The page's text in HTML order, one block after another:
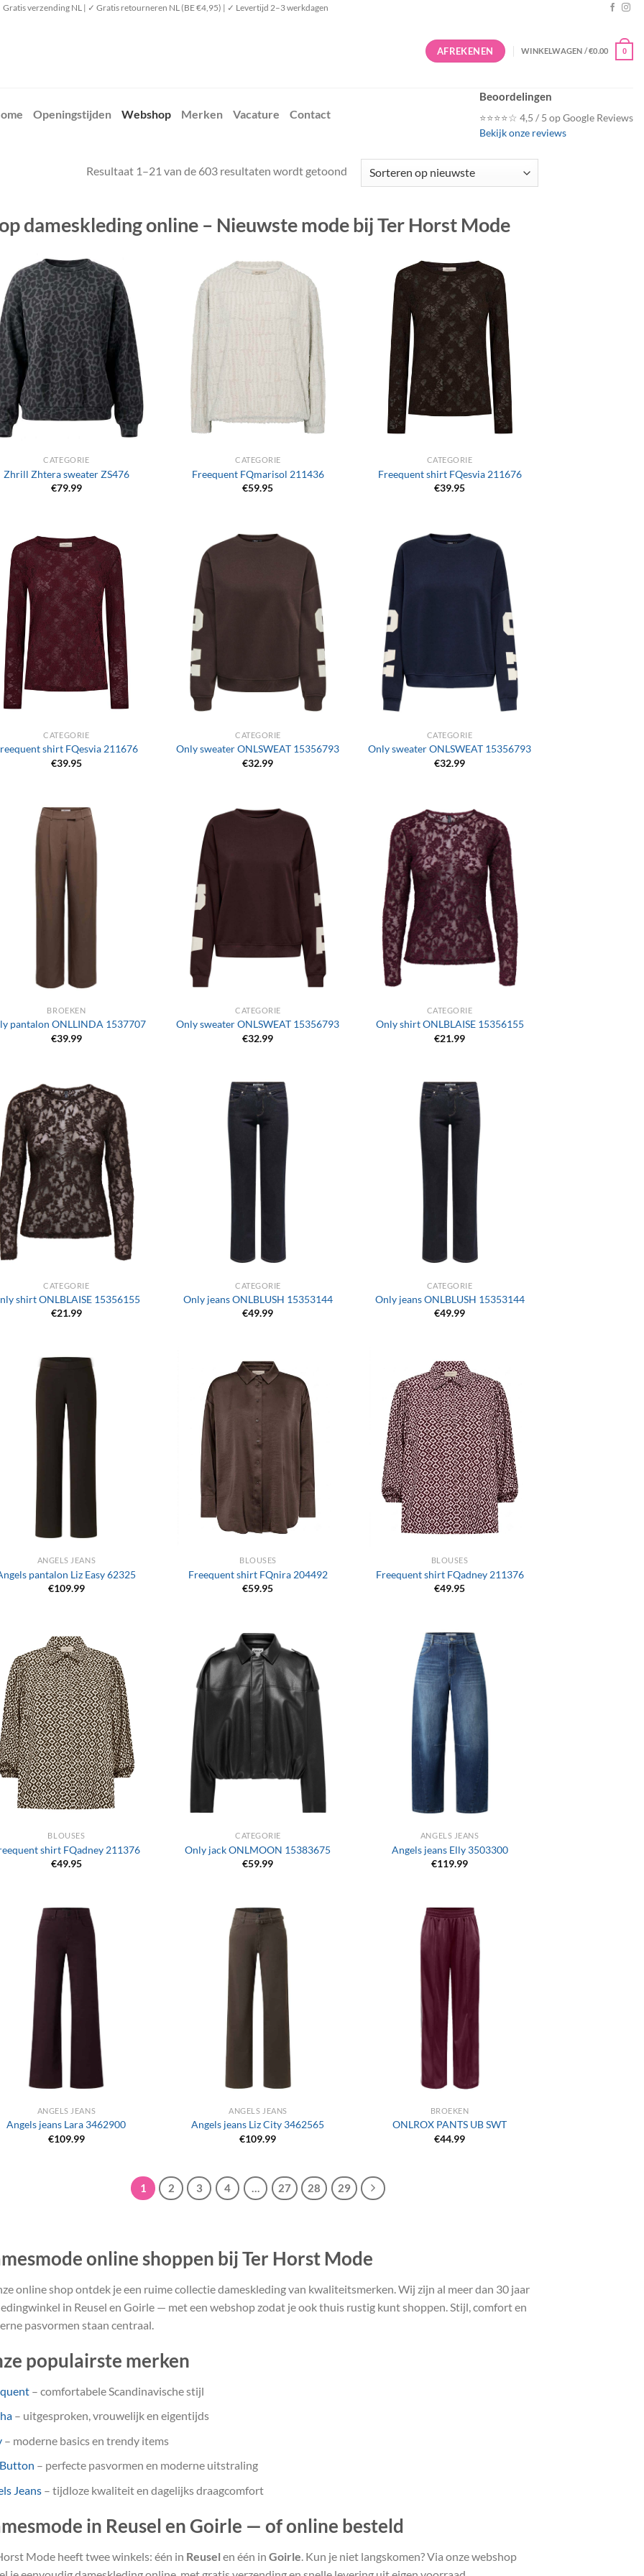
verzending NL | ✓ Gratis retourneren NL (BE €4,95) | ✓ Levertijd 2–3 werkdagen
AFREKENEN WINKELWAGEN /€0.00 0
Openingstijden Webshop Merken Vacature Contact
Beoordelingen
⭐⭐⭐⭐☆ 4,5 / 5 op Google Reviews
Bekijk onze reviews
Resultaat 1–21 van de 603 resultaten wordt getoondGesorteerd
dameskleding online – Nieuwste mode bij Ter Horst Mode
CATEGORIE
Zhrill Zhtera sweater ZS476
€79.99
CATEGORIE
Freequent FQmarisol 211436
€59.95
CATEGORIE
Freequent shirt FQesvia 211676
€39.95
CATEGORIE
shirt FQesvia 211676
€39.95
CATEGORIE
Only sweater ONLSWEAT 15356793
€32.99
CATEGORIE
Only sweater ONLSWEAT 15356793
€32.99
BROEKEN
pantalon ONLLINDA 1537707
€39.99
CATEGORIE
Only sweater ONLSWEAT 15356793
€32.99
CATEGORIE
Only shirt ONLBLAISE 15356155
€21.99
CATEGORIE
shirt ONLBLAISE 15356155
€21.99
CATEGORIE
Only jeans ONLBLUSH 15353144
€49.99
CATEGORIE
Only jeans ONLBLUSH 15353144
€49.99
ANGELS JEANS
pantalon Liz Easy 62325
€109.99
BLOUSES
Freequent shirt FQnira 204492
€59.95
BLOUSES
Freequent shirt FQadney 211376
€49.95
BLOUSES
shirt FQadney 211376
€49.95
CATEGORIE
Only jack ONLMOON 15383675
€59.99
ANGELS JEANS
Angels jeans Elly 3503300
€119.99
ANGELS JEANS
Angels jeans Lara 3462900
€109.99
ANGELS JEANS
Angels jeans Liz City 3462565
€109.99
BROEKEN
ONLROX PANTS UB SWT
€44.99
1 2 3 4 27 28 29
online shoppen bij Ter Horst Mode
online shop ontdek je een ruime collectie dameskleding van kwaliteitsmerken. Wij zijn al meer dan 30 jaar
in Reusel en Goirle — met een webshop zodat je ook thuis rustig kunt shoppen. Stijl, comfort en
pasvormen staan centraal.
populairste merken
– comfortabele Scandinavische stijl
– uitgesproken, vrouwelijk en eigentijds
– moderne basics en trendy items
– perfecte pasvormen en moderne uitstraling
Jeans – tijdloze kwaliteit en dagelijks draagcomfort
in Reusel en Goirle — of online besteld
Mode heeft twee winkels: één in Reusel en één in Goirle . Kun je niet langskomen? Via onze webshop